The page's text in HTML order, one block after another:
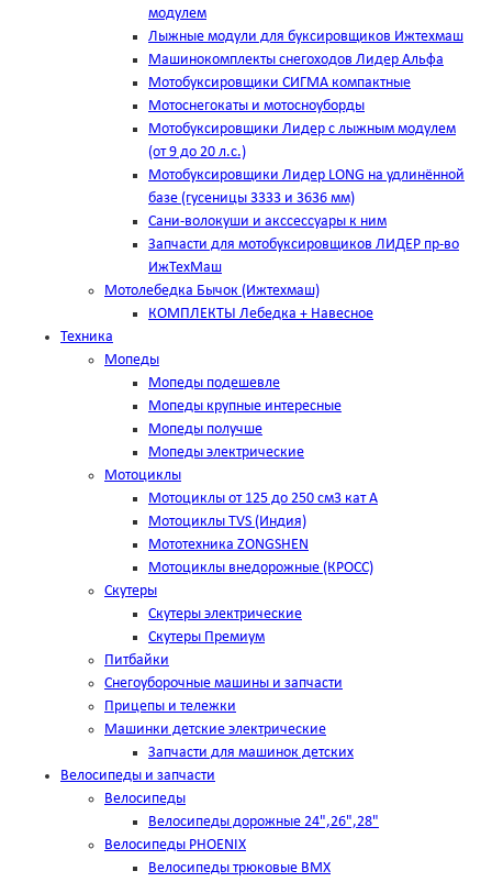
модулем
Лыжные модули для буксировщиков Ижтехмаш
Машинокомплекты снегоходов Лидер Альфа
Мотобуксировщики СИГМА компактные
Мотоснегокаты и мотосноуборды
Мотобуксировщики Лидер с лыжным модулем
(от 9 до 20 л.с.)
Мотобуксировщики Лидер LONG на удлинённой
базе (гусеницы 3333 и 3636 мм)
Сани-волокуши и акссессуары к ним
Запчасти для мотобуксировщиков ЛИДЕР пр-во
ИжТехМаш
Мотолебедка Бычок (Ижтехмаш)
КОМПЛЕКТЫ Лебедка + Навесное
Техника
Мопеды
Мопеды подешевле
Мопеды крупные интересные
Мопеды получше
Мопеды электрические
Мотоциклы
Мотоциклы от 125 до 250 см3 кат А
Мотоциклы TVS (Индия)
Мототехника ZONGSHEN
Мотоциклы внедорожные (КРОСС)
Скутеры
Скутеры электрические
Скутеры Премиум
Питбайки
Снегоуборочные машины и запчасти
Прицепы и тележки
Машинки детские электрические
Запчасти для машинок детских
Велосипеды и запчасти
Велосипеды
Велосипеды дорожные 24",26",28"
Велосипеды PHOENIX
Велосипеды трюковые BMX